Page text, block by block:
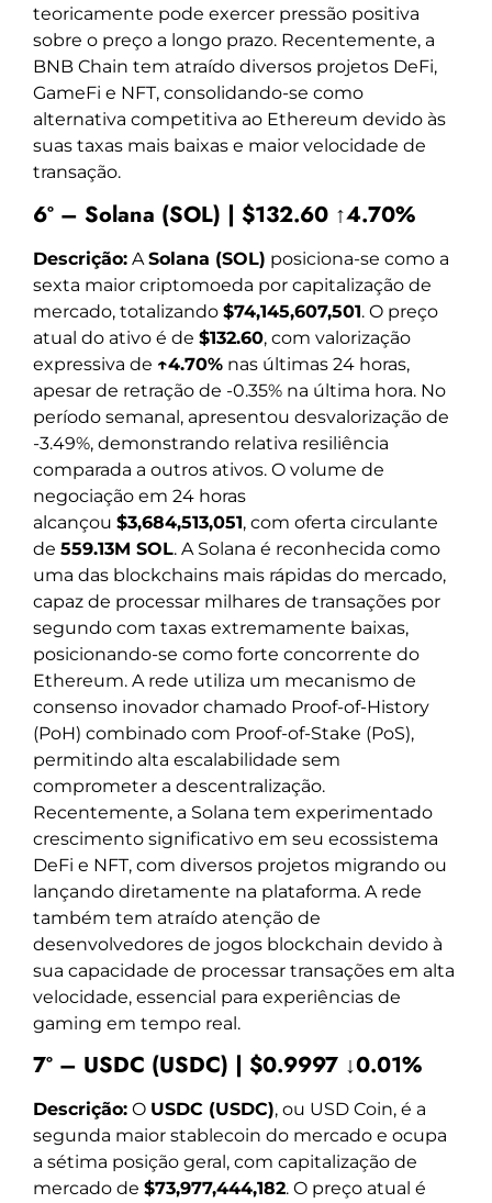
teoricamente pode exercer pressão positiva
sobre o preço a longo prazo. Recentemente, a
BNB Chain tem atraído diversos projetos DeFi,
GameFi e NFT, consolidando-se como
alternativa competitiva ao Ethereum devido às
suas taxas mais baixas e maior velocidade de
transação.
6º – Solana (SOL) | $132.60 ↑4.70%
Descrição: A Solana (SOL) posiciona-se como a
sexta maior criptomoeda por capitalização de
mercado, totalizando $74,145,607,501. O preço
atual do ativo é de $132.60, com valorização
expressiva de ↑4.70% nas últimas 24 horas,
apesar de retração de -0.35% na última hora. No
período semanal, apresentou desvalorização de
-3.49%, demonstrando relativa resiliência
comparada a outros ativos. O volume de
negociação em 24 horas
alcançou $3,684,513,051, com oferta circulante
de 559.13M SOL. A Solana é reconhecida como
uma das blockchains mais rápidas do mercado,
capaz de processar milhares de transações por
segundo com taxas extremamente baixas,
posicionando-se como forte concorrente do
Ethereum. A rede utiliza um mecanismo de
consenso inovador chamado Proof-of-History
(PoH) combinado com Proof-of-Stake (PoS),
permitindo alta escalabilidade sem
comprometer a descentralização.
Recentemente, a Solana tem experimentado
crescimento significativo em seu ecossistema
DeFi e NFT, com diversos projetos migrando ou
lançando diretamente na plataforma. A rede
também tem atraído atenção de
desenvolvedores de jogos blockchain devido à
sua capacidade de processar transações em alta
velocidade, essencial para experiências de
gaming em tempo real.
7º – USDC (USDC) | $0.9997 ↓0.01%
Descrição: O USDC (USDC), ou USD Coin, é a
segunda maior stablecoin do mercado e ocupa
a sétima posição geral, com capitalização de
mercado de $73,977,444,182. O preço atual é